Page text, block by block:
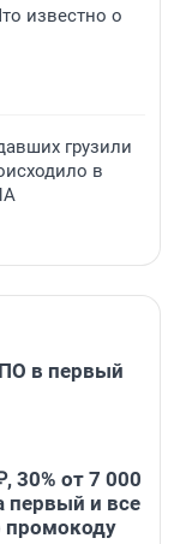
известно о
грузили
в
в первый
30% от 7 000
первый и все
промокоду